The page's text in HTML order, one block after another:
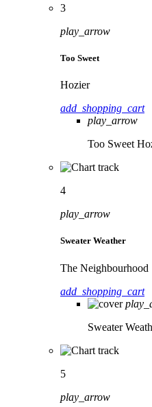
3
play_arrow
Too Sweet
Hozier
add_shopping_cart
play_arrow
Too Sweet
4
play_arrow
Sweater Weather
The Neighbourhood
add_shopping_cart
Sweater
5
play_arrow